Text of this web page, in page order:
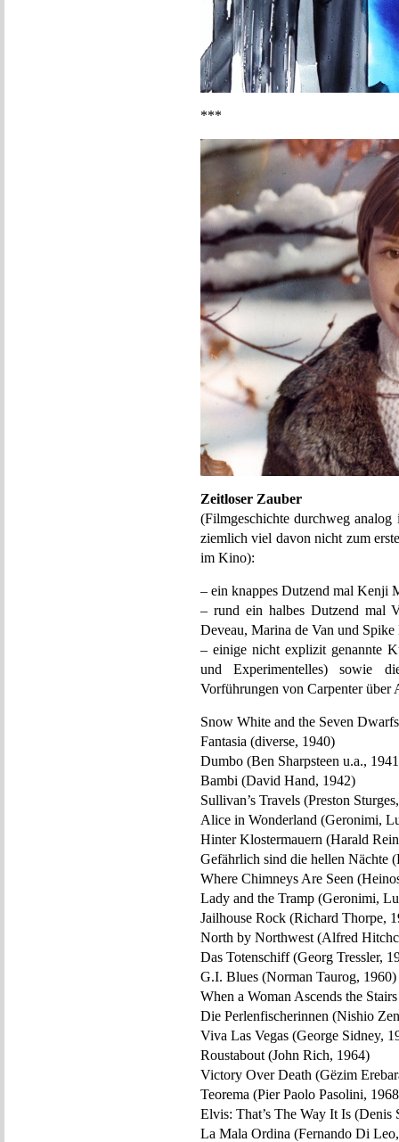
***
Zeitloser Zauber
(Filmgeschichte durchweg
ziemlich viel davon nicht zum
im Kino):
– ein knappes Dutzend mal Kenji
– rund ein halbes Dutzend mal
Deveau, Marina de Van und Spike
– einige nicht explizit genannte
und Experimentelles) sowie
Vorführungen von Carpenter über
Snow White and the Seven
Fantasia (diverse, 1940)
Dumbo (Ben Sharpsteen u.a.,
Bambi (David Hand, 1942)
Sullivan’s Travels (Preston
Alice in Wonderland (Geronimi,
Hinter Klostermauern (Harald
Gefährlich sind die hellen Nächte
Where Chimneys Are Seen
Lady and the Tramp (Geronimi,
Jailhouse Rock (Richard Thorpe,
North by Northwest (Alfred
Das Totenschiff (Georg Tressler,
G.I. Blues (Norman Taurog, 1960)
When a Woman Ascends the
Die Perlenfischerinnen (Nishio
Viva Las Vegas (George Sidney,
Roustabout (John Rich, 1964)
Victory Over Death (Gëzim
Teorema (Pier Paolo Pasolini,
Elvis: That’s The Way It Is (Denis
La Mala Ordina (Fernando Di